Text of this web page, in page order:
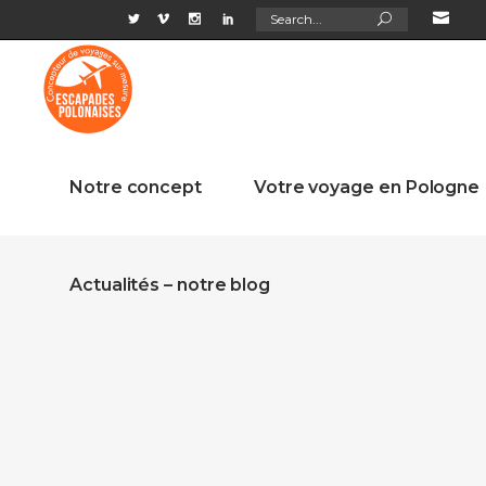
Search
for:
Notre concept Votre voyage en Pologne
Actualités – notre blog